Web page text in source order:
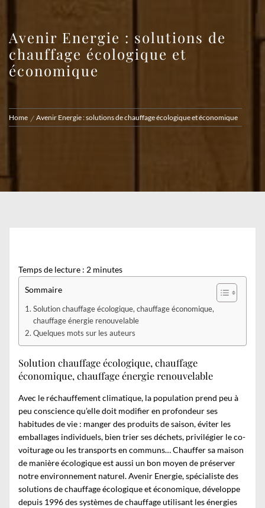
Avenir Energie : solutions de
chauffage écologique et
économique
Home Avenir Energie : solutions de chauffage écologique et économique
Temps de lecture : 2 minutes
Sommaire
Solution chauffage écologique, chauffage économique,
chauffage énergie renouvelable
Quelques mots sur les auteurs
Solution chauffage écologique, chauffage
économique, chauffage énergie renouvelable
Avec le réchauffement climatique, la population prend peu à
peu conscience qu’elle doit modifier en profondeur ses
habitudes de vie : manger des produits de saison, éviter les
emballages individuels, bien trier ses déchets, privilégier le co-
voiturage ou les transports en communs… Chauffer sa maison
de manière écologique est aussi un bon moyen de préserver
notre environnement naturel. Avenir Energie, spécialiste des
solutions de chauffage écologique et économique, développe
depuis 1996 des systèmes de chauffage utilisant les énergies